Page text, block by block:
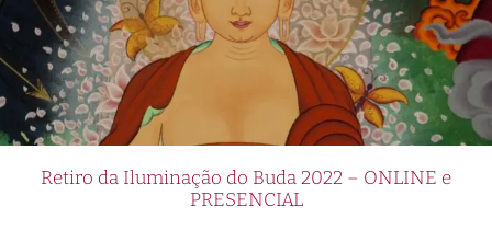
Retiro da Iluminação do Buda 2022 – ONLINE e
PRESENCIAL